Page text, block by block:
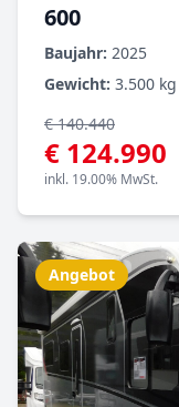
600
Baujahr: 2025
Gewicht: 3.500 kg
€ 140.440
€ 124.990
inkl. 19.00% MwSt.
Angebot